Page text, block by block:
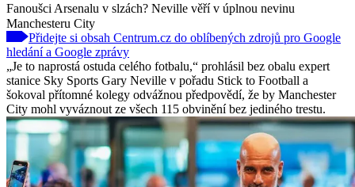
Fanoušci Arsenalu v slzách? Neville věří v úplnou nevinu
Manchesteru City
Přidejte si obsah Centrum.cz do oblíbených zdrojů pro Google
hledání a Google zprávy
„Je to naprostá ostuda celého fotbalu,“ prohlásil bez obalu expert
stanice Sky Sports Gary Neville v pořadu Stick to Football a
šokoval přítomné kolegy odvážnou předpovědí, že by Manchester
City mohl vyváznout ze všech 115 obvinění bez jediného trestu.